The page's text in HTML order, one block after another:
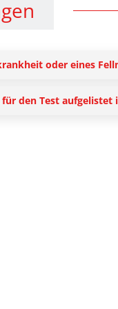
oder eines
den Test aufgelistet